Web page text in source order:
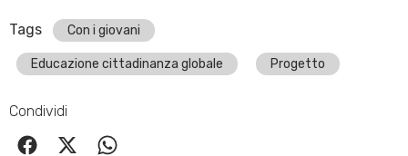
Tags Con i giovani
Educazione cittadinanza globale Progetto
Condividi